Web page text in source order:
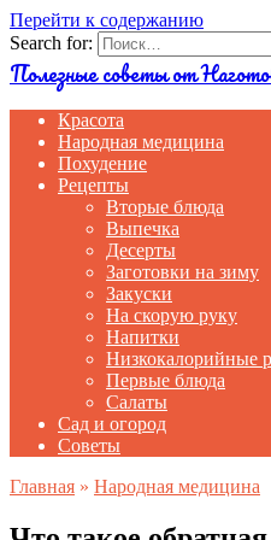
Перейти к содержанию
Search for:
Полезные советы от
Красота
Народная медицина
Похудение
Рецепты
Вторые блюда
Выпечка
Десерты
Заготовки на зиму
Закуски
На скорую руку
Напитки
Низкокалорийные
Первые блюда
Салаты
Сад и огород
Советы
Главная » Народная медицина